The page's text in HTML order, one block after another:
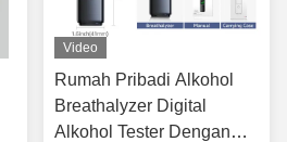
Video
Rumah Pribadi Alkohol
Breathalyzer Digital
Alkohol Tester Dengan